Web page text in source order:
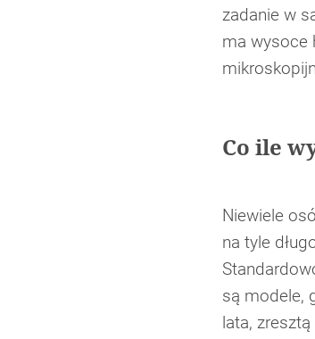
zadanie w
ma wysoce
Co ile
Niewiele
na tyle
są modele,
lata,